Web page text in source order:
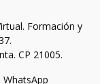
Formación y
CP 21005.